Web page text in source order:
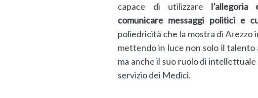
capace di utilizzare
comunicare messaggi politici e
poliedricità che la mostra di Arezzo
mettendo in luce non solo il talento
ma anche il suo ruolo di
servizio dei Medici.